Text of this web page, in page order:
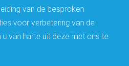
van de besproken
voor verbetering van de
u van harte uit deze met ons te